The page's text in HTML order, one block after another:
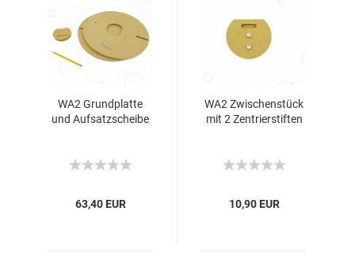
WA2 Grundplatte
und Aufsatzscheibe
63,40 EUR
WA2 Zwischenstück
mit 2 Zentrierstiften
10,90 EUR